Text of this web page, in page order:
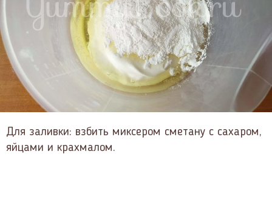
Для заливки: взбить миксером сметану с сахаром,
яйцами и крахмалом.